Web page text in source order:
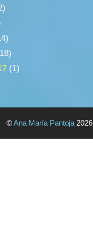
(1)
©Ana María Pantoja2026